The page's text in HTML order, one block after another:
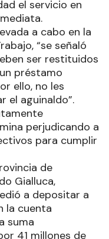
el servicio en
a cabo en la
“se señaló
ser restituidos
préstamo
ello, no les
el aguinaldo”.
perjudicando a
para cumplir
de
Gialluca,
a depositar a
la cuenta
suma
41 millones de